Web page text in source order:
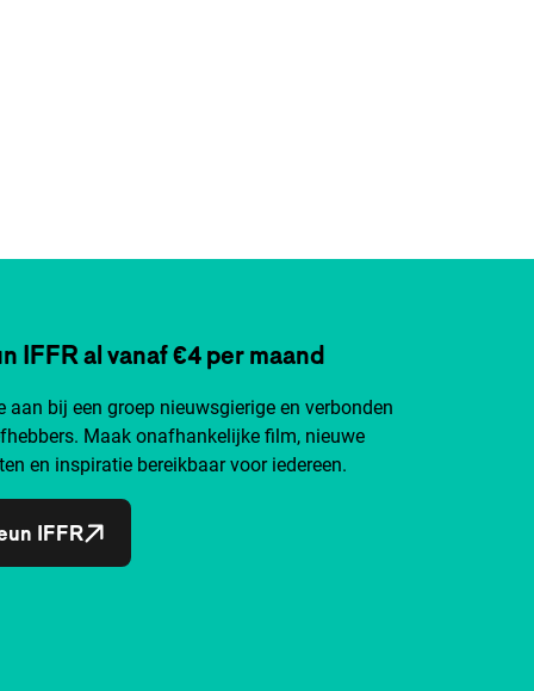
IFFR al vanaf €4 per maand
aan bij een groep nieuwsgierige en verbonden
Maak onafhankelijke film, nieuwe
en inspiratie bereikbaar voor iedereen.
IFFR